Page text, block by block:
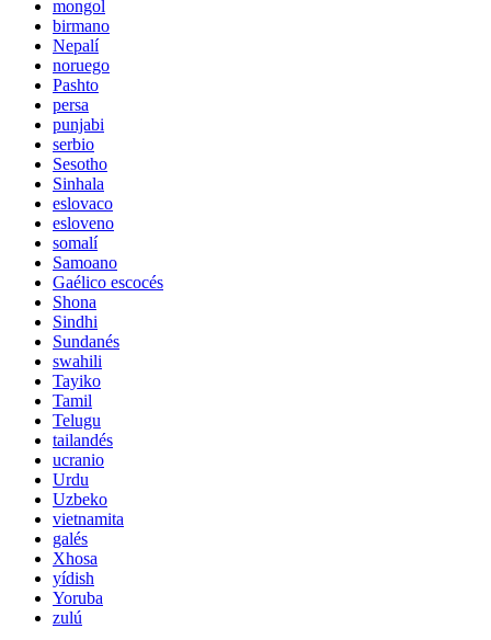
mongol
birmano
Nepalí
noruego
Pashto
persa
punjabi
serbio
Sesotho
Sinhala
eslovaco
esloveno
somalí
Samoano
Gaélico escocés
Shona
Sindhi
Sundanés
swahili
Tayiko
Tamil
Telugu
tailandés
ucranio
Urdu
Uzbeko
vietnamita
galés
Xhosa
yídish
Yoruba
zulú